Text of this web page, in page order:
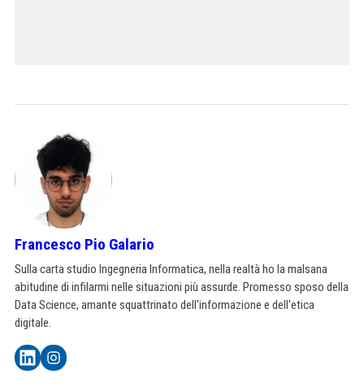
Francesco Pio Galario
Sulla carta studio Ingegneria Informatica, nella realtà ho la malsana
abitudine di infilarmi nelle situazioni più assurde. Promesso sposo della
Data Science, amante squattrinato dell'informazione e dell'etica
digitale.